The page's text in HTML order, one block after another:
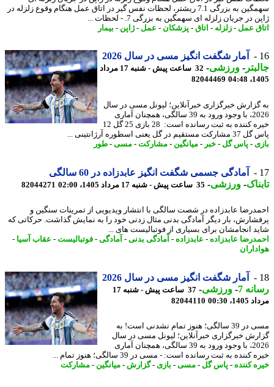
سهمگین به بزرگی 7.1 ریشتر، لحظات نفس گیر در اتاق عمل هنگام وقوع زلزله در
در جریان زلزله ای سهمگین به بزرگی 7. - لحظات ...
عمل-زلزله - اتاق -پزشکان-عمل-ژاپن- بیمار
آمار شگفت انگیز مسی در سال 2026
-ورزشی-
32 ساعت پیش - شنبه 17 مرداد
82044469
خبرگزاری خبرآنلاین؛ لیونل مسی در سال
2026، با وجود ورود به 39 سالگی، همچنان آماری
خیره کننده به ثبت رسانده است: 28 بازی 25 گل 12
در گل یعنی اسطوره آرژانتینی ...
- پاس گل-خبر-میانگین-مشارکت-مسی-طور
آمادگی جسمی شگفت انگیز عابدزاده در 60 سالگی
-ورزشی-35 ساعت پیش - شنبه 17 مرداد 1405، 02:00 82044271
عابدزاده در شصت سالگی با انتشار ویدیویی از تمرینات سنگین و
بار دیگر آمادگی بدنی مثال زدنی خود را به نمایش گذاشت. حرکاتی که
انجامشان برای بسیاری از فوتبالیست های ...
عابدزاده- عابدزاده- آمادگی بدنی-آمادگی-فوتبالیست-عقاب آسیا -
آمار شگفت انگیز مسی در سال 2026
7
-ورزشی-
37 ساعت پیش - شنبه 17
00:30
82044110
مسی در 39 سالگی؛ هنوز تمام نشدنی است! به
خبرگزاری خبرآنلاین؛ لیونل مسی در سال
2026، با وجود ورود به 39 سالگی، همچنان آماری
کننده به ثبت رسانده است: - مسی در 39 سالگی؛ هنوز تمام ...
کننده-پاس گل-مسی-بازی - گزارش -میانگین-مشارکت